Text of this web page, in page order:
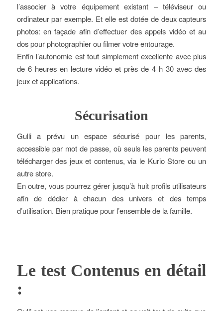
l’associer à votre équipement existant – téléviseur ou
ordinateur par exemple. Et elle est dotée de deux capteurs
photos: en façade afin d’effectuer des appels vidéo et au
dos pour photographier ou filmer votre entourage.
Enfin l’autonomie est tout simplement excellente avec plus
de 6 heures en lecture vidéo et près de 4 h 30 avec des
jeux et applications.
Sécurisation
Gulli a prévu un espace sécurisé pour les parents,
accessible par mot de passe, où seuls les parents peuvent
télécharger des jeux et contenus, via le Kurio Store ou un
autre store.
En outre, vous pourrez gérer jusqu’à huit profils utilisateurs
afin de dédier à chacun des univers et des temps
d’utilisation. Bien pratique pour l’ensemble de la famille.
Le test Contenus en détail
: